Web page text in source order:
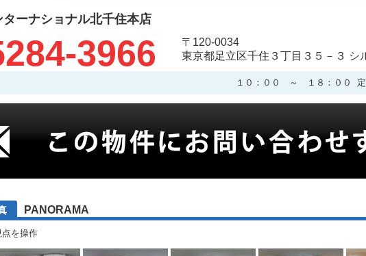
ーナショナル北千住本店
3966
〒120-0034
東京都足立区千住３丁目３５－３ シ
１０：００ ～ １８：００ 定
PANORAMA
を操作